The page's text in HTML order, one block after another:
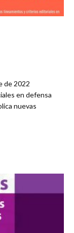
de 2022
en defensa
nuevas